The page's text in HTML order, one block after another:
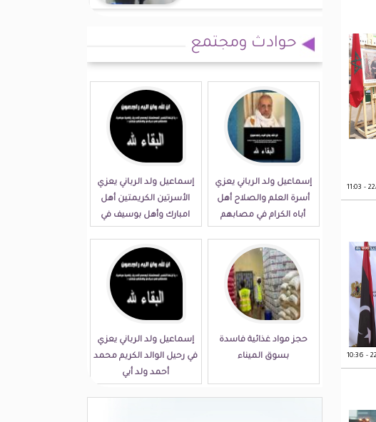
حوادث ومجتمع
إسماعيل ولد الرباني يعزي
أسرة العلم والصلاح أهل
أباه الكرام في مصابهم
إسماعيل ولد الرباني يعزي
الأسرتين الكريمتين أهل
امبارك وأهل بوسيف في
حجز مواد غذائية فاسدة
بسوق الميناء
إسماعيل ولد الرباني يعزي
في رحيل الوالد الكريم محمد
أحمد ولد أبي